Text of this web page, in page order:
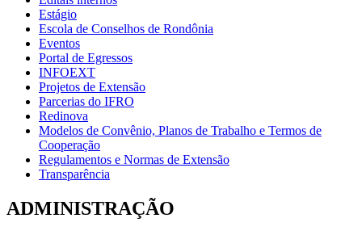
Estágio
Escola de Conselhos de Rondônia
Eventos
Portal de Egressos
INFOEXT
Projetos de Extensão
Parcerias do IFRO
Redinova
Modelos de Convênio, Planos de Trabalho e Termos de
Cooperação
Regulamentos e Normas de Extensão
Transparência
ADMINISTRAÇÃO